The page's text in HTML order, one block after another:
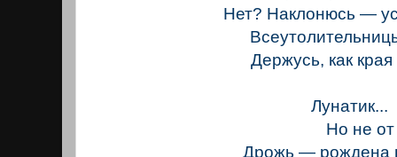
Нет? Наклонюсь —
Держусь, как
Лунатик...
Но не от
Дрожь — рождена